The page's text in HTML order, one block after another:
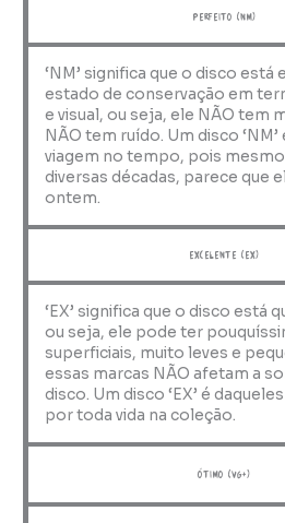
perfeito (NM)
‘NM’ significa que o disco
estado de conservação em
e visual, ou seja, ele NÃO tem
NÃO tem ruído. Um disco
viagem no tempo, pois
diversas décadas, parece que
ontem.
Excelente (EX)
‘EX’ significa que o disco está
ou seja, ele pode ter
superficiais, muito leves e
essas marcas NÃO afetam a
disco. Um disco ‘EX’ é
por toda vida na coleção.
ótimo (VG+)